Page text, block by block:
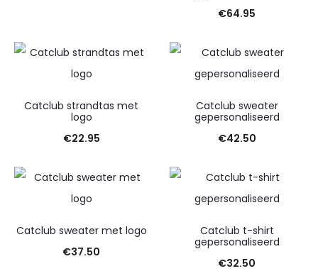
€64.95
Catclub strandtas met
logo
€22.95
Catclub sweater
gepersonaliseerd
€42.50
Catclub sweater met logo
€37.50
Catclub t-shirt
gepersonaliseerd
€32.50